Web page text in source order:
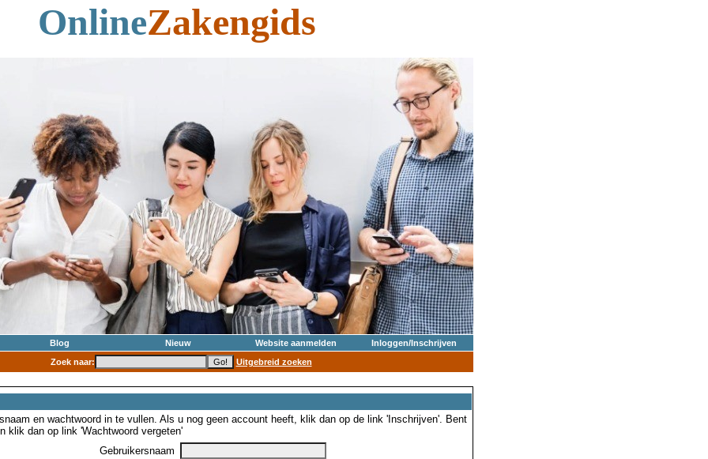
OnlineZakengids
Blog Nieuw Website aanmelden
Inloggen/Inschrijven
Zoek naar:
Uitgebreid zoeken
en wachtwoord in te vullen. Als u nog geen account heeft, klik dan op de link 'Inschrijven'. Bent
klik dan op link 'Wachtwoord vergeten'
Gebruikersnaam